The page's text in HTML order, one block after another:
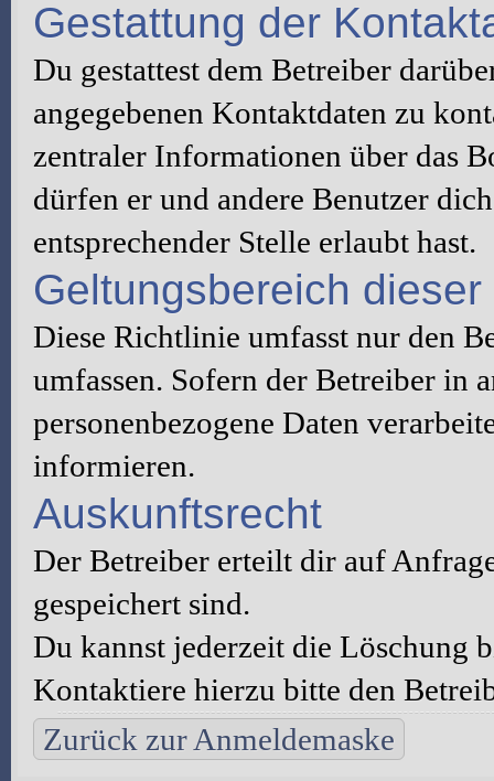
Gestattung der
Du gestattest dem Betreiber
angegebenen Kontaktdaten zu
zentraler Informationen über das
dürfen er und andere Benutzer
entsprechender Stelle erlaubt hast.
Geltungsbereich
Diese Richtlinie umfasst nur den
umfassen. Sofern der Betreiber in
personenbezogene Daten
informieren.
Auskunftsrecht
Der Betreiber erteilt dir auf
gespeichert sind.
Du kannst jederzeit die Löschung
Kontaktiere hierzu bitte den
Zurück zur Anmeldemaske